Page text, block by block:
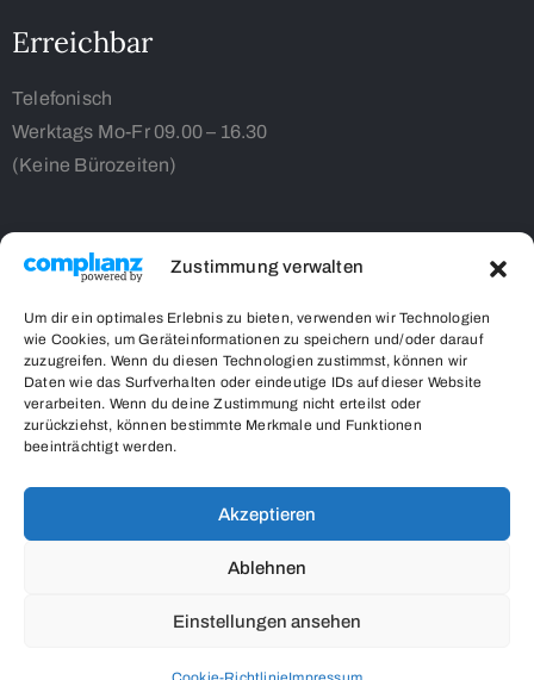
Zustimmung verwalten
Um dir ein optimales Erlebnis zu bieten, verwenden wir Technologien
wie Cookies, um Geräteinformationen zu speichern und/oder darauf
zuzugreifen. Wenn du diesen Technologien zustimmst, können wir
Daten wie das Surfverhalten oder eindeutige IDs auf dieser Website
verarbeiten. Wenn du deine Zustimmung nicht erteilst oder
zurückziehst, können bestimmte Merkmale und Funktionen
beeinträchtigt werden.
Akzeptieren
Ablehnen
Einstellungen ansehen
Erreichbar
Telefonisch
Werktags Mo-Fr 09.00 – 16.30
(Keine Bürozeiten)
Contact Us
32code10 gUG in Gründung
Kampenwandstr. 26
85586 Poing
respect-vs-stigma.org
info@respect-vs-stigma.org